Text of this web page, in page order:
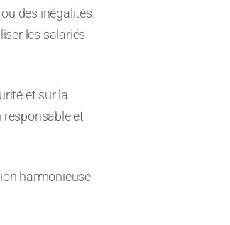
des inégalités.
les salariés
et sur la
et
harmonieuse